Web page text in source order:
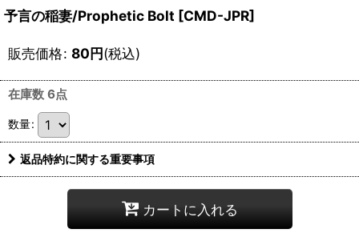
予言の稲妻/Prophetic Bolt [CMD-JPR]
販売価格: 80円(税込)
在庫数 6点
数量:
返品特約に関する重要事項
カートに入れる